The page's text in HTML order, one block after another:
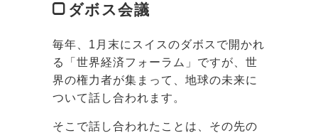
ダボス会議
毎年、1月末にスイスのダボスで開かれ
る「世界経済フォーラム」ですが、世
界の権力者が集まって、地球の未来に
ついて話し合われます。
そこで話し合われたことは、その先の